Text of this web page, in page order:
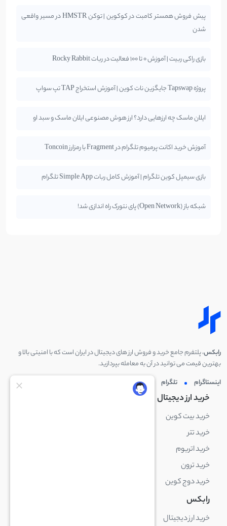
پیش فروش همستر کامبت در کوکوین | توکن HMSTR در مسیر واقعی
شدن
بازی راکی ربیت | آموزش 0 تا 100 فعالیت در ربات Rocky Rabbit
پروژه Tapswap جایگزین نات کوین | آموزش استخراج TAP تپ سواپ
ایلان ماسک چه ارزهایی دارد؟ ارز هوش مصنوعی ایلان ماسک و سبد او
آموزش خرید اکانت پرمیوم تلگرام در Fragment با رمزارز Toncoin
بازی سیمپل کوین تلگرام | آموزش کامل ربات Simple App تلگرام
شبکه باز (Open Network) پای نتورک راه اندازی شد!
رابکس، پلتفرم جامع خرید و فروش ارز های دیجیتال در ایران است که با امنیتی بالا و
بهترین قیمت می توانید در آن به معامله بپردازید.
اینستاگرام
تلگرام توئیتر
خرید ارز دیجیتال
خرید بیت کوین
خرید تتر
خرید اتریوم
خرید ترون
خرید دوج کوین
رابکس
خرید ارز دیجیتال